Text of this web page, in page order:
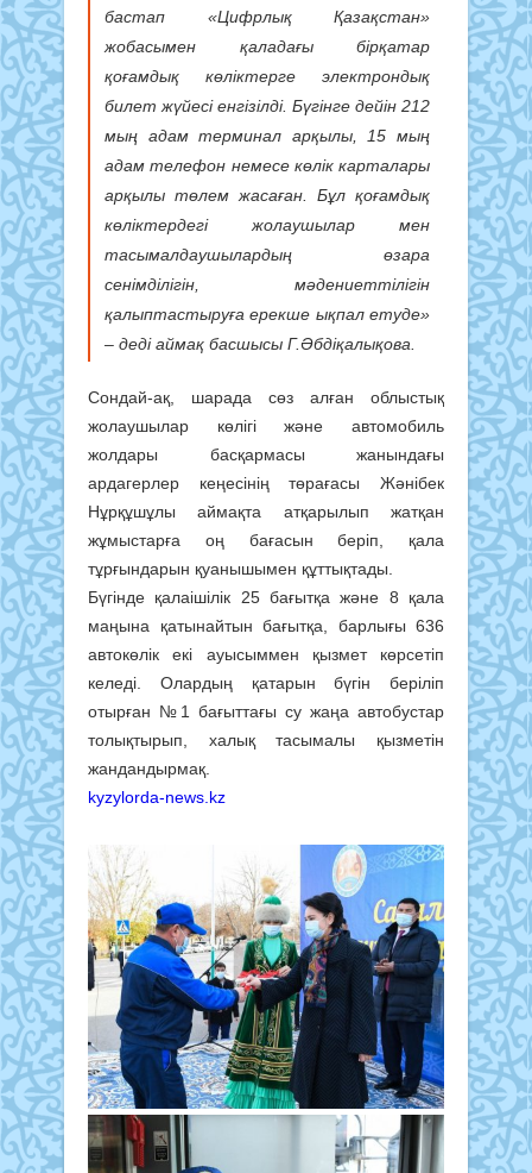
бастап «Цифрлық Қазақстан»
жобасымен қаладағы бірқатар
қоғамдық көліктерге электрондық
билет жүйесі енгізілді. Бүгінге дейін 212
мың адам терминал арқылы, 15 мың
адам телефон немесе көлік карталары
арқылы төлем жасаған. Бұл қоғамдық
көліктердегі жолаушылар мен
тасымалдаушылардың өзара
сенімділігін, мәдениеттілігін
қалыптастыруға ерекше ықпал етуде»
– деді аймақ басшысы Г.Әбдіқалықова.
Сондай-ақ, шарада сөз алған облыстық
жолаушылар көлігі және автомобиль
жолдары басқармасы жанындағы
ардагерлер кеңесінің төрағасы Жәнібек
Нұрқұшұлы аймақта атқарылып жатқан
жұмыстарға оң бағасын беріп, қала
тұрғындарын қуанышымен құттықтады.
Бүгінде қалаішілік 25 бағытқа және 8 қала
маңына қатынайтын бағытқа, барлығы 636
автокөлік екі ауысыммен қызмет көрсетіп
келеді. Олардың қатарын бүгін беріліп
отырған №1 бағыттағы су жаңа автобустар
толықтырып, халық тасымалы қызметін
жандандырмақ.
kyzylorda-news.kz